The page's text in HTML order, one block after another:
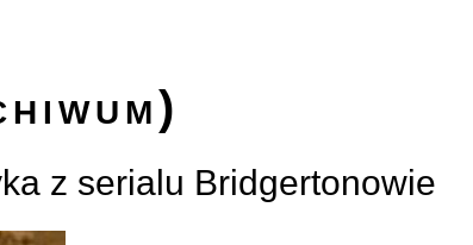
z serialu Bridgertonowie